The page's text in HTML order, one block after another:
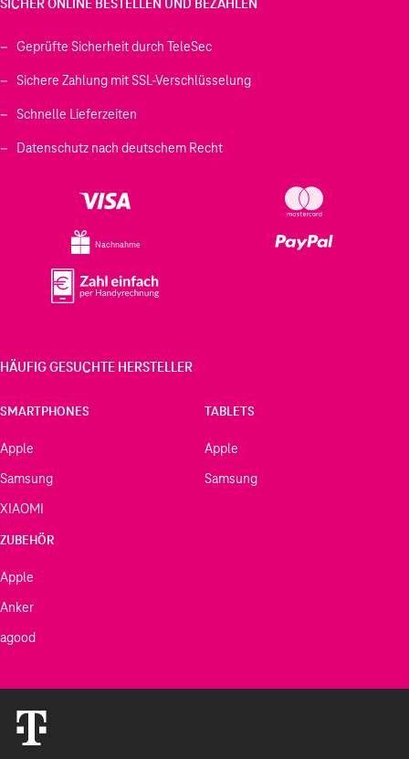
Geprüfte Sicherheit durch TeleSec
Sichere Zahlung mit SSL-Verschlüsselung
Schnelle Lieferzeiten
Datenschutz nach deutschem Recht
Nachnahme
HÄUFIG GESUCHTE HERSTELLER
SMARTPHONES
Apple
Samsung
XIAOMI
TABLETS
Apple
Samsung
ZUBEHÖR
Apple
Anker
agood